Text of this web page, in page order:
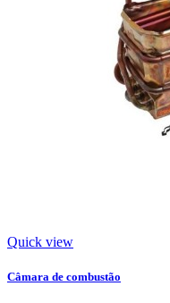
Quick view
Câmara de combustão